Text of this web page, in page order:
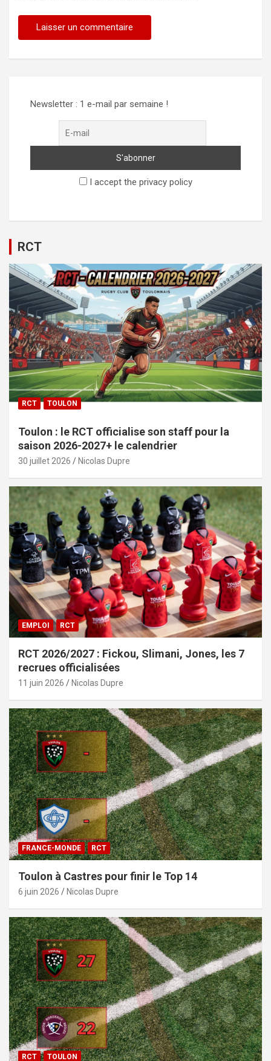
Newsletter : 1 e-mail par semaine !
I accept the privacy policy
RCT
RCT TOULON
Toulon : le RCT officialise son staff pour la
saison 2026-2027+ le calendrier
30 juillet 2026 Nicolas Dupre
EMPLOI RCT
RCT 2026/2027 : Fickou, Slimani, Jones, les 7
recrues officialisées
11 juin 2026 Nicolas Dupre
FRANCE-MONDE RCT
Toulon à Castres pour finir le Top 14
6 juin 2026 Nicolas Dupre
RCT TOULON